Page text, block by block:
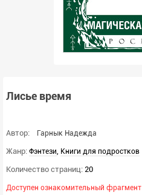
Лисье время
Автор: Гарнык Надежда
Жанр: Фэнтези, Книги для подростков
Количество страниц: 20
Доступен ознакомительный фрагмент